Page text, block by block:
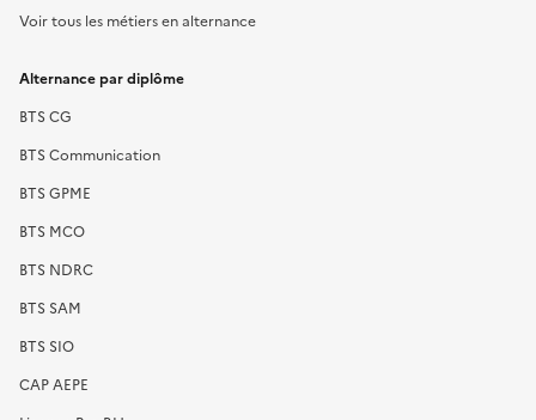
Voir tous les métiers en alternance
Alternance par diplôme
BTS CG
BTS Communication
BTS GPME
BTS MCO
BTS NDRC
BTS SAM
BTS SIO
CAP AEPE